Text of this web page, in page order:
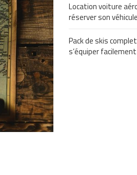
Location voiture
réserver son
Pack de skis
s’équiper facilement